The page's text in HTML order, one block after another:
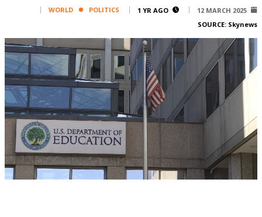
Corporate
Contact
FPM
Services
Horoscope
Polls
Jobs
Writers
Legal
12 MARCH 2025
1 YR AGO
WORLD
POLITICS
SOURCE: Skynews